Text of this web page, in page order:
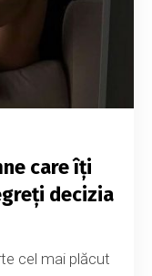
care îți
decizia
cel mai plăcut